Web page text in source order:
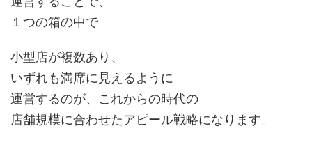
１つの箱の中で
小型店が複数あり、
いずれも満席に見えるように
運営するのが、これからの時代の
店舗規模に合わせたアピール戦略になります。